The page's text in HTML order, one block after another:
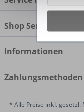
Shop Service
Informationen
Zahlungsmethoden
* Alle Preise inkl.